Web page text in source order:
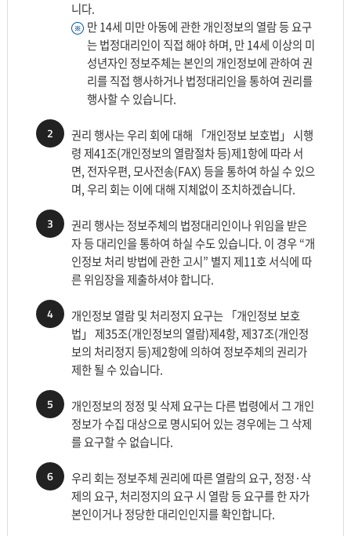
니다.
만 14세 미만 아동에 관한 개인정보의 열람 등 요구
는 법정대리인이 직접 해야 하며, 만 14세 이상의 미
성년자인 정보주체는 본인의 개인정보에 관하여 권
리를 직접 행사하거나 법정대리인을 통하여 권리를
행사할 수 있습니다.
2
권리 행사는 우리 회에 대해 「개인정보 보호법」 시행
령 제41조(개인정보의 열람절차 등)제1항에 따라 서
면, 전자우편, 모사전송(FAX) 등을 통하여 하실 수 있으
며, 우리 회는 이에 대해 지체없이 조치하겠습니다.
3
권리 행사는 정보주체의 법정대리인이나 위임을 받은
자 등 대리인을 통하여 하실 수도 있습니다. 이 경우 “개
인정보 처리 방법에 관한 고시” 별지 제11호 서식에 따
른 위임장을 제출하셔야 합니다.
4
개인정보 열람 및 처리정지 요구는 「개인정보 보호
법」 제35조(개인정보의 열람)제4항, 제37조(개인정
보의 처리정지 등)제2항에 의하여 정보주체의 권리가
제한 될 수 있습니다.
5
개인정보의 정정 및 삭제 요구는 다른 법령에서 그 개인
정보가 수집 대상으로 명시되어 있는 경우에는 그 삭제
를 요구할 수 없습니다.
6
우리 회는 정보주체 권리에 따른 열람의 요구, 정정·삭
제의 요구, 처리정지의 요구 시 열람 등 요구를 한 자가
본인이거나 정당한 대리인인지를 확인합니다.